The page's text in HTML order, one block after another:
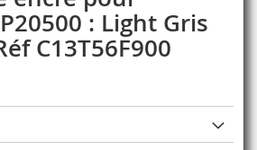
: Light Gris
C13T56F900